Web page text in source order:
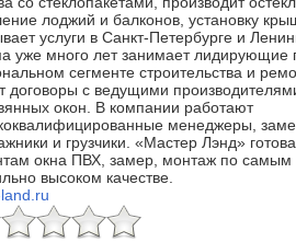
лоджий и балконов, установку
услуги в Санкт-Петербурге и
уже много лет занимает лидирующие
сегменте строительства и
договоры с ведущими
окон. В компании работают
менеджеры,
и грузчики. «Мастер Лэнд»
окна ПВХ, замер, монтаж по самым
высоком качестве.